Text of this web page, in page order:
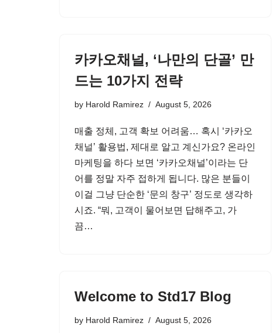
카카오채널, ‘나만의 단골’ 만
드는 10가지 전략
by Harold Ramirez August 5, 2026
매출 정체, 고객 확보 어려움… 혹시 ‘카카오
채널’ 활용법, 제대로 알고 계신가요? 온라인
마케팅을 하다 보면 ‘카카오채널’이라는 단
어를 정말 자주 접하게 됩니다. 많은 분들이
이걸 그냥 단순한 ‘문의 창구’ 정도로 생각하
시죠. “뭐, 고객이 물어보면 답해주고, 가
끔…
Welcome to Std17 Blog
by Harold Ramirez August 5, 2026